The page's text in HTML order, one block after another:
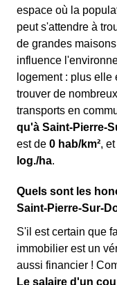
espace où la
peut s'attendre à
de grandes
influence
logement : plus elle
trouver de
transports en
qu'à Saint-Pierre-
est de 0 hab/km²,
log./ha.
Quels sont les
Saint-Pierre-Sur-
S'il est certain que
immobilier est un
aussi financier !
Le salaire d'un